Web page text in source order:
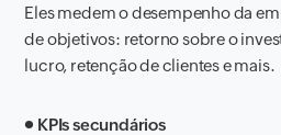
Eles medem o desempenho da
de objetivos: retorno sobre o
lucro, retenção de clientes e mais.
● KPIs secundários